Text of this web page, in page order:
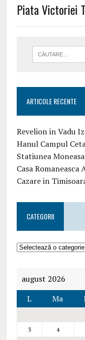
Piata Victoriei
ARTICOLE RECENTE
Revelion in Vadu
Hanul Campul
Statiunea Moneasa
Casa Romaneasca
Cazare in
CATEGORII
august 2026
L
Ma
3
4